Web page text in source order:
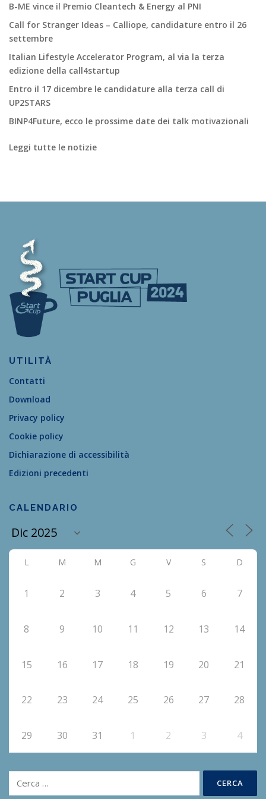
B-ME vince il Premio Cleantech & Energy al PNI
Call for Stranger Ideas – Calliope, candidature entro il 26
settembre
Italian Lifestyle Accelerator Program, al via la terza
edizione della call4startup
Entro il 17 dicembre le candidature alla terza call di
UP2STARS
BINP4Future, ecco le prossime date dei talk motivazionali
Leggi tutte le notizie
UTILITÀ
Contatti
Download
Privacy policy
Cookie policy
Dichiarazione di accessibilità
Edizioni precedenti
CALENDARIO
L M M G V S D
1 2 3 4 5 6 7
8 9 10 11 12 13 14
15 16 17 18 19 20 21
22 23 24 25 26 27 28
29 30 31 1 2 3 4